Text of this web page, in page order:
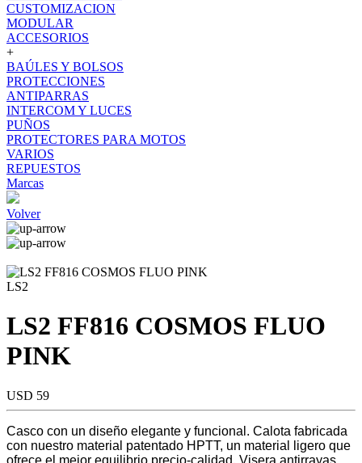
CUSTOMIZACION
MODULAR
ACCESORIOS
+
BAÚLES Y BOLSOS
PROTECCIONES
ANTIPARRAS
INTERCOM Y LUCES
PUÑOS
PROTECTORES PARA MOTOS
VARIOS
REPUESTOS
Marcas
Volver
LS2
LS2 FF816 COSMOS FLUO
PINK
USD 59
Casco con un diseño elegante y funcional. Calota fabricada
con nuestro material patentado HPTT, un material ligero que
ofrece el mejor equilibrio precio-calidad. Visera antirrayas